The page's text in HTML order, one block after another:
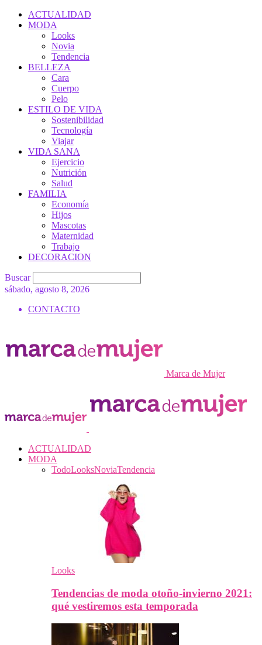
ACTUALIDAD
MODA
Looks
Novia
Tendencia
BELLEZA
Cara
Cuerpo
Pelo
ESTILO DE VIDA
Sostenibilidad
Tecnología
Viajar
VIDA SANA
Ejercicio
Nutrición
Salud
FAMILIA
Economía
Hijos
Mascotas
Maternidad
Trabajo
DECORACION
Buscar
sábado, agosto 8, 2026
CONTACTO
Marca de Mujer
ACTUALIDAD
MODA
TodoLooksNoviaTendencia
Looks
Tendencias de moda otoño-invierno 2021:
qué vestiremos esta temporada